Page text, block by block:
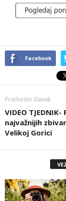
Facebook
Prethodni članak
VIDEO TJEDNIK-
najvažnijih
Velikoj Gorici